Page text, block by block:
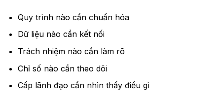
Quy trình nào cần chuẩn hóa
Dữ liệu nào cần kết nối
Trách nhiệm nào cần làm rõ
Chỉ số nào cần theo dõi
Cấp lãnh đạo cần nhìn thấy điều gì